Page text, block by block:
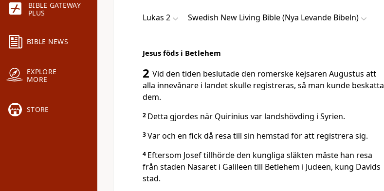
BIBLE GATEWAY
PLUS
BIBLE NEWS
EXPLORE
MORE
STORE
Lukas 2 Swedish New Living Bible (Nya Levande Bibeln)
Jesus föds i Betlehem
2 Vid den tiden beslutade den romerske kejsaren Augustus att
alla innevånare i landet skulle registreras, så man kunde beskatta
dem.
2 Detta gjordes när Quirinius var landshövding i Syrien.
3Var och en fick då resa till sin hemstad för att registrera sig.
4 Eftersom Josef tillhörde den kungliga släkten måste han resa
från staden Nasaret i Galileen till Betlehem i Judeen, kung Davids
stad.